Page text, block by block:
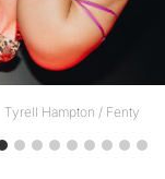
Tyrell Hampton / Fenty